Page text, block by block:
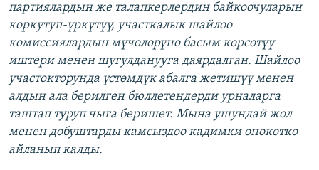
партиялардын же талапкерлердин байкоочуларын
коркутуп-үркүтүү, участкалык шайлоо
комиссиялардын мүчөлөрүнө басым көрсөтүү
иштери менен шугулданууга даярдалган. Шайлоо
участокторунда үстөмдүк абалга жетишүү менен
алдын ала берилген бюллетендерди урналарга
таштап туруп чыга беришет. Мына ушундай жол
менен добуштарды камсыздоо кадимки өнөкөткө
айланып калды.